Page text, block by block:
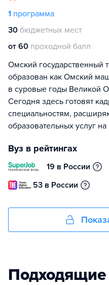
1 программа
30 бюджетных мест
от 60 проходной балл
Омский государственный
образован как Омский
в суровые годы Великой
Сегодня здесь готовят
специальностям,
образовательных услуг
Вуз в рейтингах
19 в России
53 в России
Подходящие